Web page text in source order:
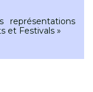
représentations
et Festivals »